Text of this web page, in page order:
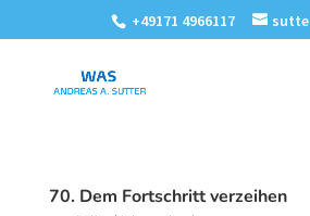
+49171 4966117
70. Dem Fortschritt verzeihen